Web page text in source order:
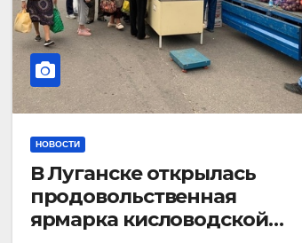
НОВОСТИ
В Луганске открылась
продовольственная
ярмарка кисловодской